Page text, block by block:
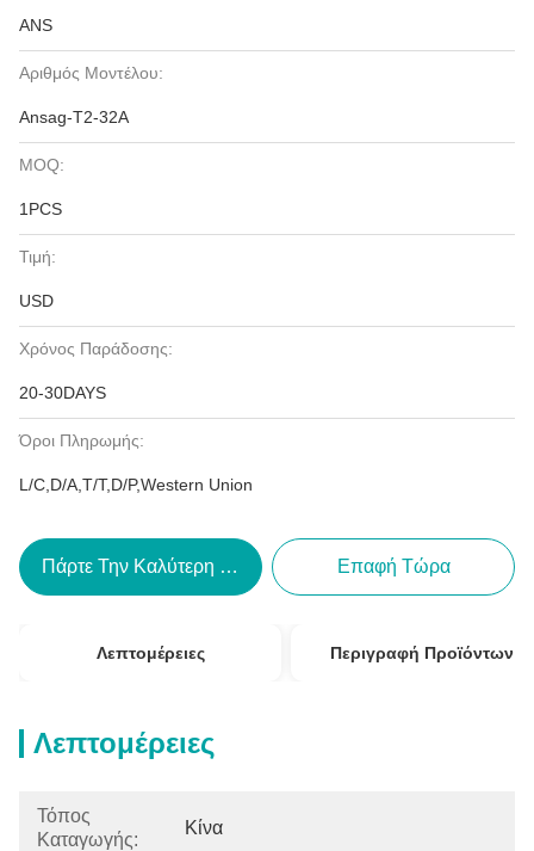
ANS
Αριθμός Μοντέλου:
Ansag-T2-32A
MOQ:
1PCS
Τιμή:
USD
Χρόνος Παράδοσης:
20-30DAYS
Όροι Πληρωμής:
L/C,D/A,T/T,D/P,Western Union
Πάρτε Την Καλύτερη Τιμή Επαφή Τώρα
Λεπτομέρειες Περιγραφή Προϊόντων
Λεπτομέρειες
Τόπος
Καταγωγής:
Κίνα